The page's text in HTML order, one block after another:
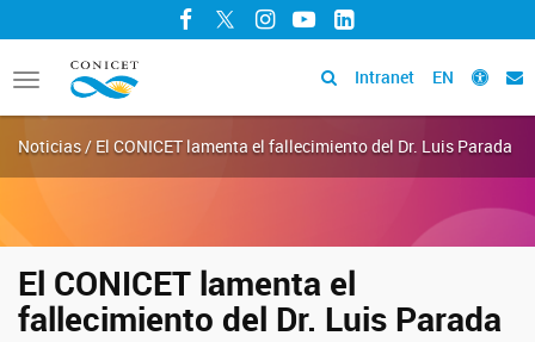
Facebook
TwitterInstagram
YouTubeLinkedIn
Toggle
navigation
Intranet EN
Noticias / El CONICET lamenta el fallecimiento del Dr. Luis Parada
El CONICET lamenta el
fallecimiento del Dr. Luis Parada